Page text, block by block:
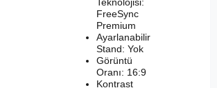
Teknolojisi:
FreeSync
Premium
Ayarlanabilir
Stand: Yok
Görüntü
Oranı: 16:9
Kontrast